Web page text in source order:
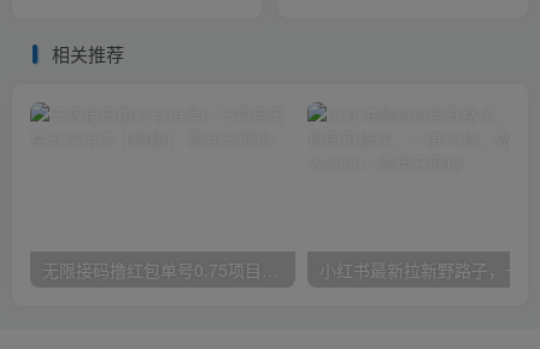
相关推荐
无限接码撸红包单号0.75项目无偿分享给你【揭秘】